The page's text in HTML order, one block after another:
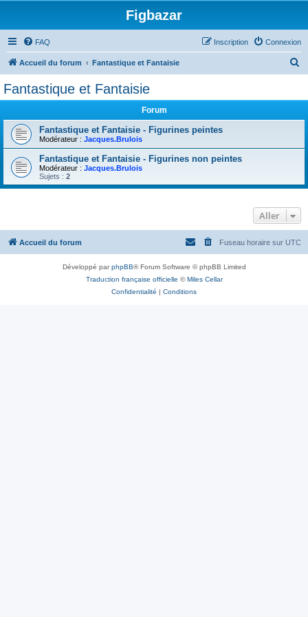
Figbazar
FAQ Connexion
Inscription
Accueil du forum Fantastique et Fantaisie
r
Fantastique et Fantaisie
Forum
Fantastique et Fantaisie - Figurines peintes
Modérateur : Jacques.Brulois
Fantastique et Fantaisie - Figurines non peintes
Modérateur : Jacques.Brulois
Sujets : 2
Aller
Accueil du forum Fuseau horaire sur UTC
Développé parphpBB® Forum Software © phpBB Limited
Traduction française officielle ©Miles Cellar
Confidentialité | Conditions